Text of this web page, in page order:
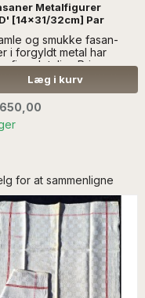
Metalfigurer
[14x31/32cm] Par
og smukke fasan-
i forgyldt metal har
fine detaljer. Prisen er
par....Læs mere.. SÆLGES
ANDEN DEKORATION
Læg i kurv
for at sammenligne